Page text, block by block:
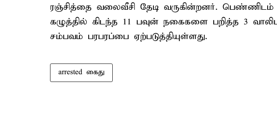
ரஞ்சித்தை வலைவீசி தேடி வருகின்றனர்.
கழுத்தில் கிடந்த 11 பவுன் நகைகளை பறித்த 3
சம்பவம் பரபரப்பை ஏற்படுத்தியுள்ளது.
arrested கைது